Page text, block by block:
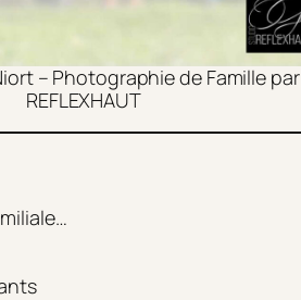
– Photographie de Famille par
REFLEXHAUT